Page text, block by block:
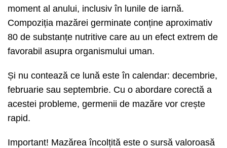
moment al anului, inclusiv în lunile de iarnă.
Compoziția mazărei germinate conține aproximativ
80 de substanțe nutritive care au un efect extrem de
favorabil asupra organismului uman.
Și nu contează ce lună este în calendar: decembrie,
februarie sau septembrie. Cu o abordare corectă a
acestei probleme, germenii de mazăre vor crește
rapid.
Important! Mazărea încolțită este o sursă valoroasă